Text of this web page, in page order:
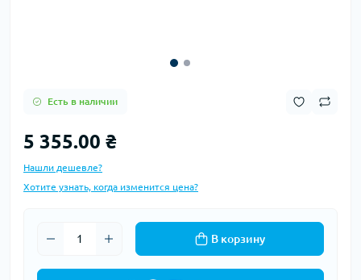
Есть в наличии
5 355.00 ₴
Нашли дешевле?
Хотите узнать, когда изменится цена?
В корзину